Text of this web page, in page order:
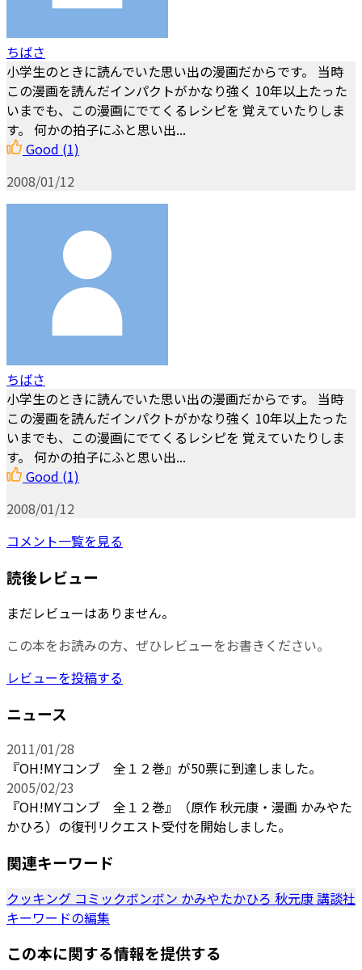
ちばさ
小学生のときに読んでいた思い出の漫画だからです。 当時
この漫画を読んだインパクトがかなり強く 10年以上たった
いまでも、この漫画にでてくるレシピを 覚えていたりしま
す。 何かの拍子にふと思い出...
Good (1)
2008/01/12
ちばさ
小学生のときに読んでいた思い出の漫画だからです。 当時
この漫画を読んだインパクトがかなり強く 10年以上たった
いまでも、この漫画にでてくるレシピを 覚えていたりしま
す。 何かの拍子にふと思い出...
Good (1)
2008/01/12
コメント一覧を見る
読後レビュー
まだレビューはありません。
この本をお読みの方、ぜひレビューをお書きください。
レビューを投稿する
ニュース
2011/01/28
『OH!MYコンブ 全１２巻』が50票に到達しました。
2005/02/23
『OH!MYコンブ 全１２巻』（原作 秋元康・漫画 かみやた
かひろ）の復刊リクエスト受付を開始しました。
関連キーワード
クッキング コミックボンボン かみやたかひろ 秋元康講談社
キーワードの編集
この本に関する情報を提供する